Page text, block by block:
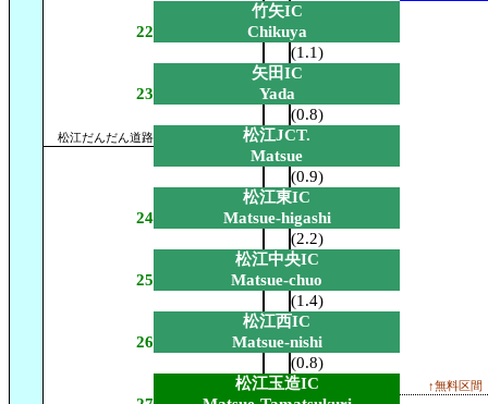
竹矢IC
22
Chikuya
(1.1)
矢田IC
23
Yada
(0.8)
松江だんだん道路
松江JCT.
Matsue
(0.9)
松江東IC
24
Matsue-higashi
(2.2)
松江中央IC
25
Matsue-chuo
(1.4)
松江西IC
26
Matsue-nishi
(0.8)
松江玉造IC
↑無料区間